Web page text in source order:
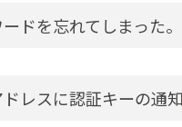
ドを忘れてしまった。
レスに認証キーの通